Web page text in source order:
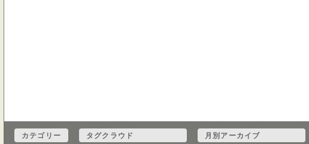
カテゴリー
タグクラウド
月別アーカイブ